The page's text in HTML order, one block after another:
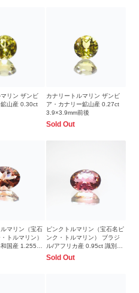
リン ザンビ
山産 0.30ct
カナリートルマリン ザンビ
ア・カナリー鉱山産 0.27ct
3.9×3.9mm前後
Sold Out
マリン（宝石
トルマリン）
国産 1.255ct
後
ピンクトルマリン（宝石名ピ
ンク・トルマリン） ブラジ
ル/アフリカ産 0.95ct 識別済
7×5.1mm前後
Sold Out